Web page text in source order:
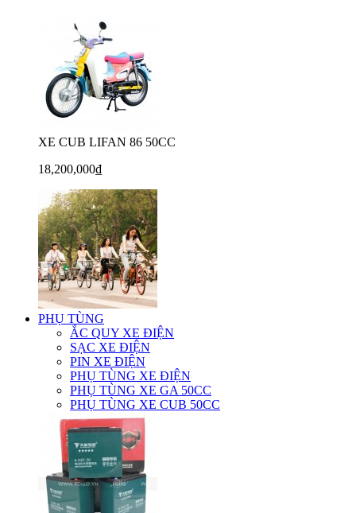
XE CUB LIFAN 86 50CC
18,200,000₫
PHỤ TÙNG
ẮC QUY XE ĐIỆN
SẠC XE ĐIỆN
PIN XE ĐIỆN
PHỤ TÙNG XE ĐIỆN
PHỤ TÙNG XE GA 50CC
PHỤ TÙNG XE CUB 50CC